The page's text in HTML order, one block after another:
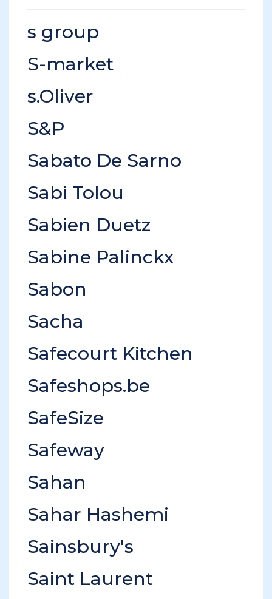
s group
S-market
s.Oliver
S&P
Sabato De Sarno
Sabi Tolou
Sabien Duetz
Sabine Palinckx
Sabon
Sacha
Safecourt Kitchen
Safeshops.be
SafeSize
Safeway
Sahan
Sahar Hashemi
Sainsbury's
Saint Laurent